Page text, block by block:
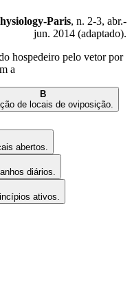
Paris, n. 2-3, abr.-
jun. 2014 (adaptado).
hospedeiro pelo vetor por
a
B
de locais de oviposição.
abertos.
diários.
ativos.